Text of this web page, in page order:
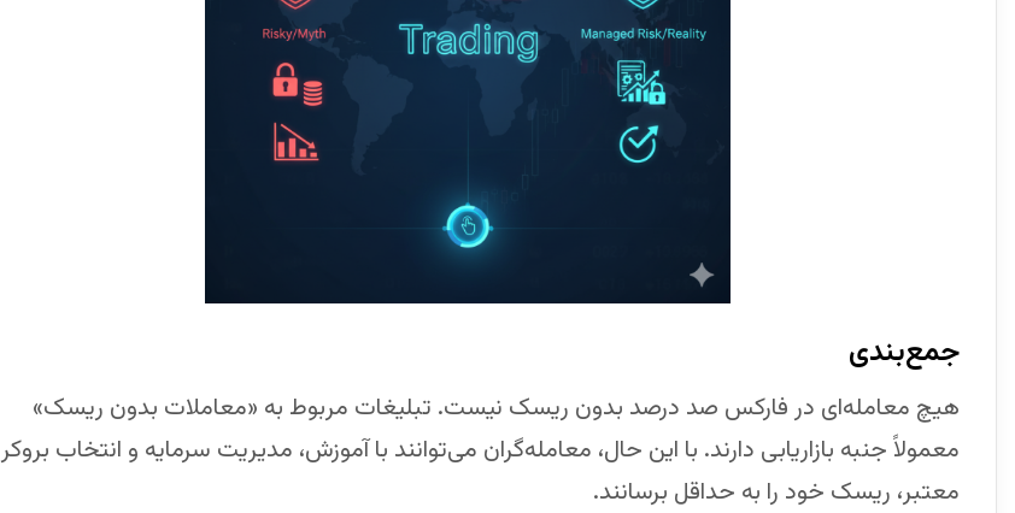
جمع‌بندی
هیچ معامله‌ای در فارکس صد درصد بدون ریسک نیست. تبلیغات مربوط به «معاملات بدون ریسک»
معمولاً جنبه بازاریابی دارند. با این حال، معامله‌گران می‌توانند با آموزش، مدیریت سرمایه و انتخاب بروکر
معتبر، ریسک خود را به حداقل برسانند.